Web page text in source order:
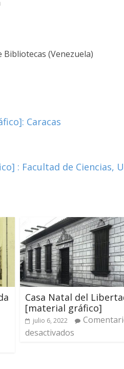
(Venezuela)
Caracas
: Facultad de Ciencias,
Casa Natal del
[material gráfico]
julio 6, 2022
desactivados